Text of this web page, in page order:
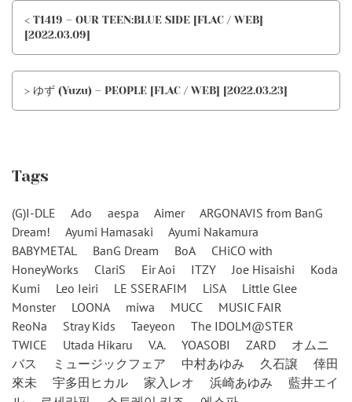
< T1419 – OUR TEEN:BLUE SIDE [FLAC / WEB]
[2022.03.09]
> ゆず (Yuzu) – PEOPLE [FLAC / WEB] [2022.03.23]
Tags
(G)I-DLE Ado aespa Aimer
ARGONAVIS from BanG
Dream!
Ayumi Hamasaki
Ayumi Nakamura
BABYMETAL
BanG Dream BoA
CHiCO with
HoneyWorks
ClariS Eir Aoi ITZY Joe Hisaishi
Koda
Kumi
Leo Ieiri LE SSERAFIM LiSA
Little Glee
Monster
LOONA miwa MUCC
MUSIC FAIR
ReoNa
Stray Kids Taeyeon
The IDOLM@STER
TWICE
Utada Hikaru V.A. YOASOBI ZARD
オムニ
バス
ミュージックフェア 中村あゆみ 久石譲
倖田
來未
宇多田ヒカル 家入レオ 浜崎あゆみ
藍井エイ